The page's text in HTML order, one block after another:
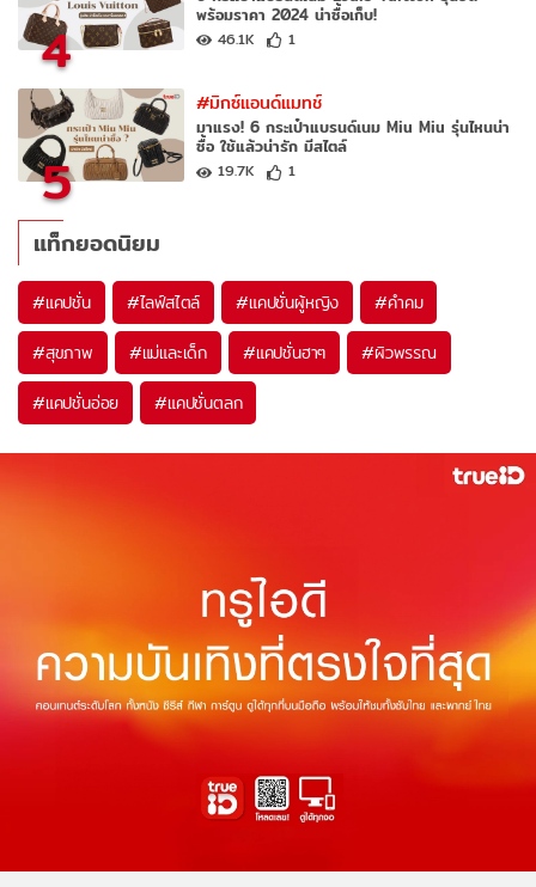
4
พร้อมราคา 2024 น่าซื้อเก็บ!
46.1K 1
5
#มิกซ์แอนด์แมทช์
มาแรง! 6 กระเป๋าแบรนด์เนม Miu Miu รุ่นไหนน่า
ซื้อ ใช้แล้วน่ารัก มีสไตล์
19.7K 1
แท็กยอดนิยม
#แคปชั่น #ไลฟ์สไตล์ #แคปชั่นผู้หญิง #คำคม
#สุขภาพ #แม่และเด็ก #แคปชั่นฮาๆ #ผิวพรรณ
#แคปชั่นอ่อย #แคปชั่นตลก